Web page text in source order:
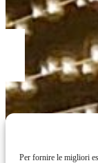
Per fornire le migliori